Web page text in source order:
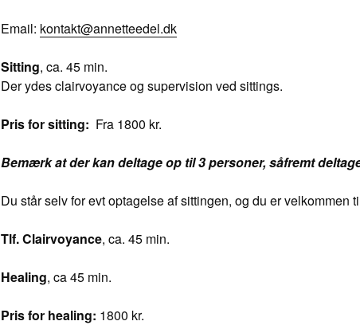
Email: kontakt@annetteedel.dk
Sitting, ca. 45 min.
Der ydes clairvoyance og supervision ved sittings.
Pris for sitting: Fra 1800 kr.
Bemærk at der kan deltage op til 3 personer, såfremt
Du står selv for evt optagelse af sittingen, og du er velkommen
Tlf. Clairvoyance, ca. 45 min.
Healing, ca 45 min.
Pris for healing: 1800 kr.